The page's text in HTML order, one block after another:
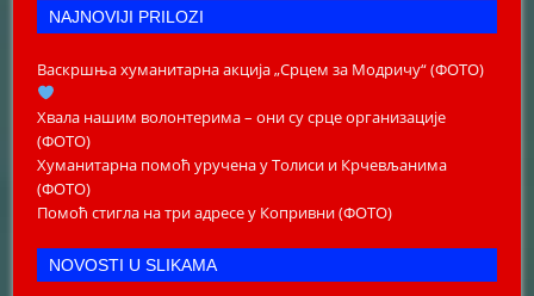
NAJNOVIJI PRILOZI
Васкршња хуманитарна акција „Срцем за Модричу“ (ФОТО)
Хвала нашим волонтерима – они су срце организације
(ФОТО)
Хуманитарна помоћ уручена у Толиси и Крчевљанима
(ФОТО)
Помоћ стигла на три адресе у Копривни (ФОТО)
NOVOSTI U SLIKAMA